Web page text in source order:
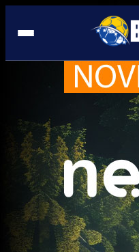
Ajdin Kolašinac
Trenutno nema novosti
Najčitanije
A Selekcija
Sve je
odluku,